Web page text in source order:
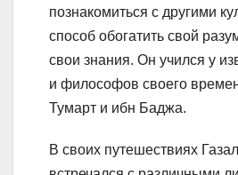
познакомиться с другими
способ обогатить свой
свои знания. Он учился у
и философов своего
Тумарт и ибн Баджа.
В своих путешествиях